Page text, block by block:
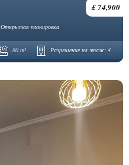
£ 74,900
Открытая планировка
80 m² Разрешение на этаж: 4